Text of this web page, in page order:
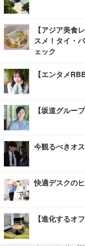
【アジア美食
スメ！タイ・
ェック
【エンタメ
【坂道グルー
今観るべきオ
快適デスクの
【進化するオ